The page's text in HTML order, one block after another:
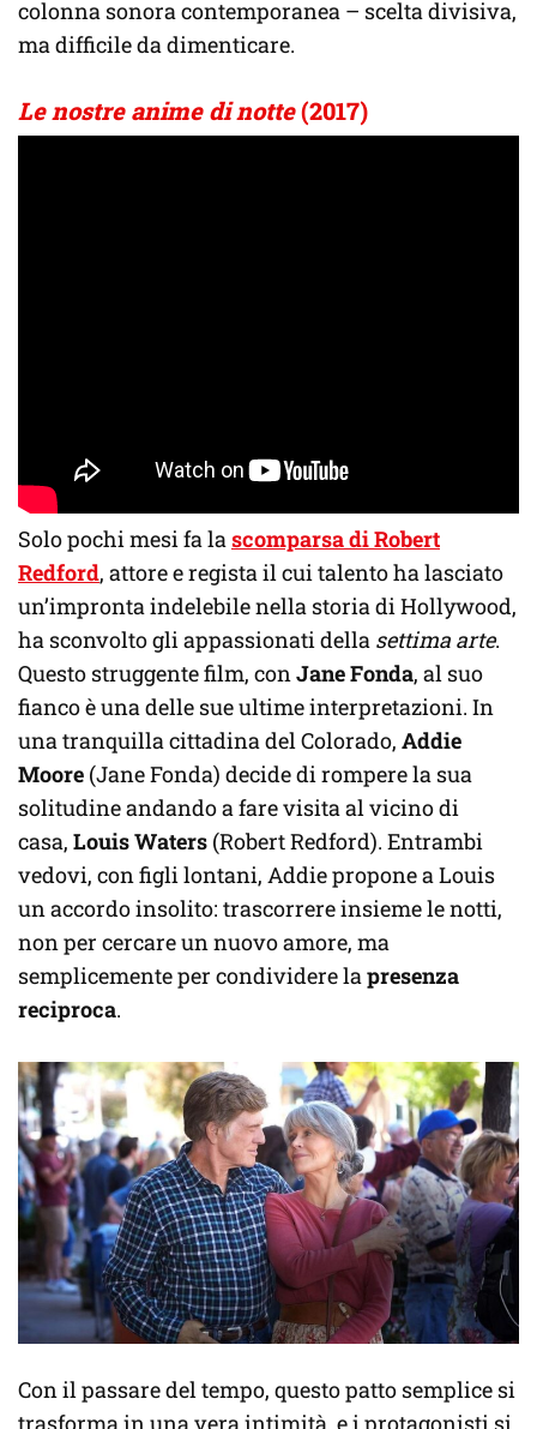
colonna sonora contemporanea – scelta divisiva,
ma difficile da dimenticare.
Le nostre anime di notte(2017)
Solo pochi mesi fa lascomparsa di Robert
Redford, attore e regista il cui talento ha lasciato
un’impronta indelebile nella storia di Hollywood,
ha sconvolto gli appassionati della settima arte.
Questo struggente film, conJane Fonda, al suo
fianco è una delle sue ultime interpretazioni. In
una tranquilla cittadina del Colorado, Addie
Moore (Jane Fonda) decide di rompere la sua
solitudine andando a fare visita al vicino di
casa, Louis Waters (Robert Redford). Entrambi
vedovi, con figli lontani, Addie propone a Louis
un accordo insolito: trascorrere insieme le notti,
non per cercare un nuovo amore, ma
semplicemente per condividere lapresenza
reciproca.
Con il passare del tempo, questo patto semplice si
trasforma in una vera intimità, e i protagonisti si